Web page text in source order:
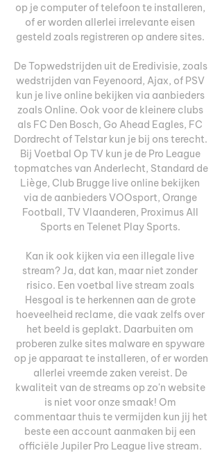
op je computer of telefoon te installeren,
of er worden allerlei irrelevante eisen
gesteld zoals registreren op andere sites.
De Topwedstrijden uit de Eredivisie, zoals
wedstrijden van Feyenoord, Ajax, of PSV
kun je live online bekijken via aanbieders
zoals Online. Ook voor de kleinere clubs
als FC Den Bosch, Go Ahead Eagles, FC
Dordrecht of Telstar kun je bij ons terecht.
Bij Voetbal Op TV kun je de Pro League
topmatches van Anderlecht, Standard de
Liège, Club Brugge live online bekijken
via de aanbieders VOOsport, Orange
Football, TV Vlaanderen, Proximus All
Sports en Telenet Play Sports.
Kan ik ook kijken via een illegale live
stream? Ja, dat kan, maar niet zonder
risico. Een voetbal live stream zoals
Hesgoal is te herkennen aan de grote
hoeveelheid reclame, die vaak zelfs over
het beeld is geplakt. Daarbuiten om
proberen zulke sites malware en spyware
op je apparaat te installeren, of er worden
allerlei vreemde zaken vereist. De
kwaliteit van de streams op zo'n website
is niet voor onze smaak! Om
commentaar thuis te vermijden kun jij het
beste een account aanmaken bij een
officiële Jupiler Pro League live stream.